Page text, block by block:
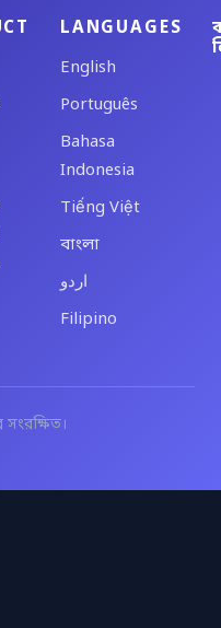
LANGUAGES
English
Português
Bahasa
Indonesia
Tiếng Việt
বাংলা
اردو
Filipino